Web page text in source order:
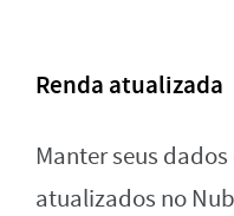
Renda atualizada
Manter seus
atualizados no